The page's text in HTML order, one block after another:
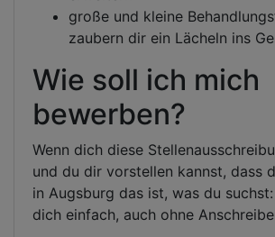
große und kleine
zaubern dir ein Lächeln ins
Wie soll ich mich
bewerben?
Wenn dich diese
und du dir vorstellen kannst, dass
in Augsburg das ist, was du
dich einfach, auch ohne